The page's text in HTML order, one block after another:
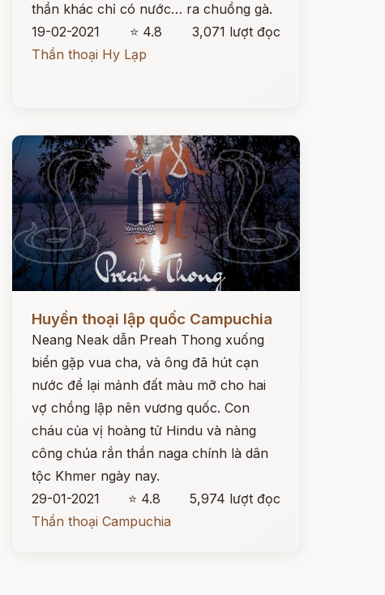
thần khác chỉ có nước… ra chuồng gà.
19-02-2021
⭐ 4.8
3,071 lượt đọc
Thần thoại Hy Lạp
Đọc ngay
Huyền thoại lập quốc Campuchia
Neang Neak dẫn Preah Thong xuống
biển gặp vua cha, và ông đã hút cạn
nước để lại mảnh đất màu mỡ cho hai
vợ chồng lập nên vương quốc. Con
cháu của vị hoàng tử Hindu và nàng
công chúa rắn thần naga chính là dân
tộc Khmer ngày nay.
29-01-2021
⭐ 4.8
5,974 lượt đọc
Thần thoại Campuchia